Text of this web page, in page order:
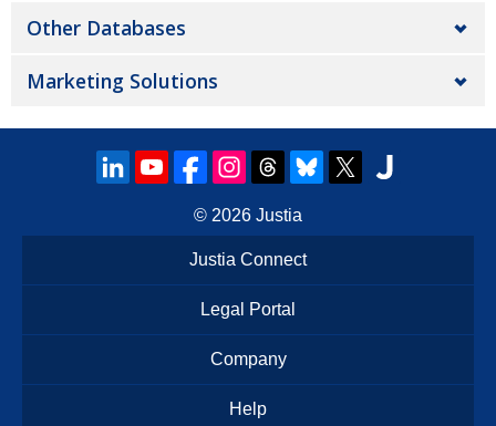
Other Databases
Marketing Solutions
© 2026 Justia
Justia Connect
Legal Portal
Company
Help